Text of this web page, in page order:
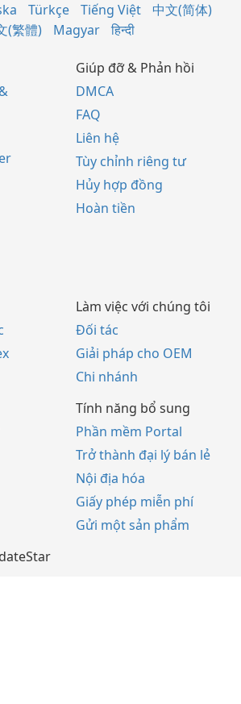
Türkçe Tiếng Việt
中文(简体)
(繁體)
Magyar हिन्दी
Giúp đỡ & Phản hồi
DMCA
FAQ
Liên hệ
Tùy chỉnh riêng tư
Hủy hợp đồng
Hoàn tiền
Làm việc với chúng tôi
Đối tác
Giải pháp cho OEM
Chi nhánh
Tính năng bổ sung
Phần mềm Portal
Trở thành đại lý bán lẻ
Nội địa hóa
Giấy phép miễn phí
Gửi một sản phẩm